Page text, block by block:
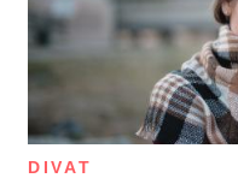
DIVAT